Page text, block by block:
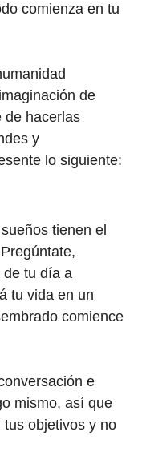
comienza en tu
de
de hacerlas
y
lo siguiente:
tienen el
de tu día a
tu vida en un
comience
e
mismo, así que
objetivos y no